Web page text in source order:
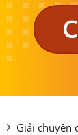
Giải chuyên